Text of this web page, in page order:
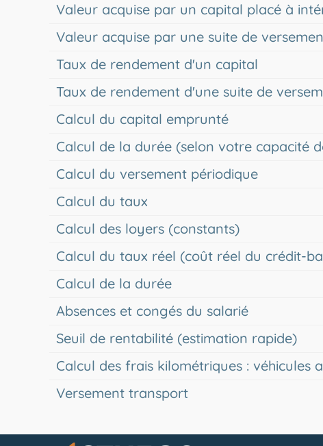
Valeur acquise par un capital placé à
Valeur acquise par une suite de
Taux de rendement d'un capital
Taux de rendement d'une suite de
Calcul du capital emprunté
Calcul de la durée (selon votre capacité
Calcul du versement périodique
Calcul du taux
Calcul des loyers (constants)
Calcul du taux réel (coût réel du crédit-
Calcul de la durée
Absences et congés du salarié
Seuil de rentabilité (estimation rapide)
Calcul des frais kilométriques : véhicules
Versement transport